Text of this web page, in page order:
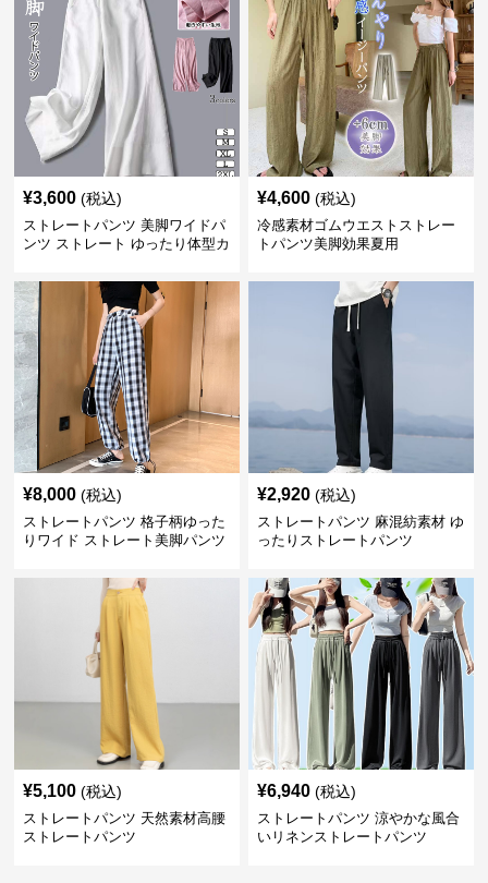
¥3,600 (税込)
ストレートパンツ 美脚ワイドパ
ンツ ストレート ゆったり体型カ
¥4,600 (税込)
冷感素材ゴムウエストストレー
トパンツ美脚効果夏用
¥8,000 (税込)
ストレートパンツ 格子柄ゆった
りワイド ストレート美脚パンツ
¥2,920 (税込)
ストレートパンツ 麻混紡素材 ゆ
ったりストレートパンツ
¥5,100 (税込)
ストレートパンツ 天然素材高腰
ストレートパンツ
¥6,940 (税込)
ストレートパンツ 涼やかな風合
いリネンストレートパンツ